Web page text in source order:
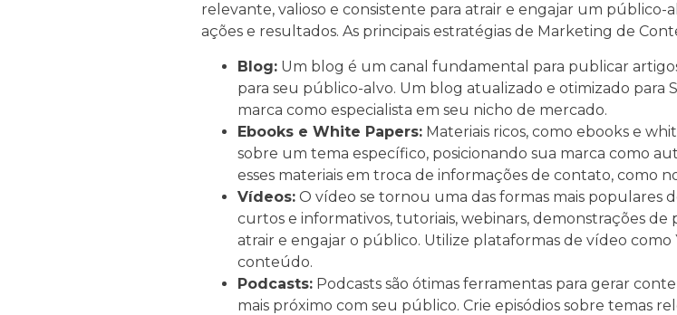
relevante, valioso e consistente para atrair e engajar um
ações e resultados. As principais estratégias de Marketing de
Blog: Um blog é um canal fundamental para publicar
para seu público-alvo. Um blog atualizado e otimizado para
marca como especialista em seu nicho de mercado.
Ebooks e White Papers: Materiais ricos, como ebooks e
sobre um tema específico, posicionando sua marca como
esses materiais em troca de informações de contato, como
Vídeos: O vídeo se tornou uma das formas mais populares
curtos e informativos, tutoriais, webinars, demonstrações de
atrair e engajar o público. Utilize plataformas de vídeo
conteúdo.
Podcasts: Podcasts são ótimas ferramentas para gerar
mais próximo com seu público. Crie episódios sobre temas